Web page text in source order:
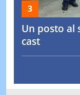
Un posto al
cast